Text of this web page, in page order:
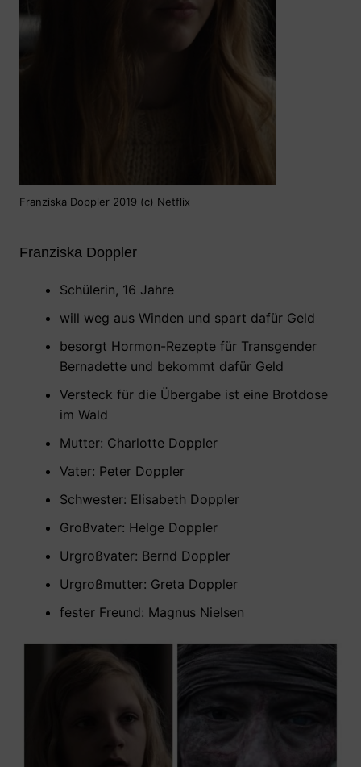
Franziska Doppler 2019 (c) Netflix
Franziska Doppler
Schülerin, 16 Jahre
will weg aus Winden und spart dafür Geld
besorgt Hormon-Rezepte für Transgender
Bernadette und bekommt dafür Geld
Versteck für die Übergabe ist eine Brotdose
im Wald
Mutter: Charlotte Doppler
Vater: Peter Doppler
Schwester: Elisabeth Doppler
Großvater: Helge Doppler
Urgroßvater: Bernd Doppler
Urgroßmutter: Greta Doppler
fester Freund: Magnus Nielsen